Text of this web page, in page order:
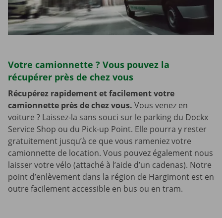
Votre camionnette ? Vous pouvez la
récupérer près de chez vous
Récupérez rapidement et facilement votre
camionnette près de chez vous. Vous venez en
voiture ? Laissez-la sans souci sur le parking du Dockx
Service Shop ou du Pick-up Point. Elle pourra y rester
gratuitement jusqu’à ce que vous rameniez votre
camionnette de location. Vous pouvez également nous
laisser votre vélo (attaché à l’aide d’un cadenas). Notre
point d’enlèvement dans la région de Hargimont est en
outre facilement accessible en bus ou en tram.